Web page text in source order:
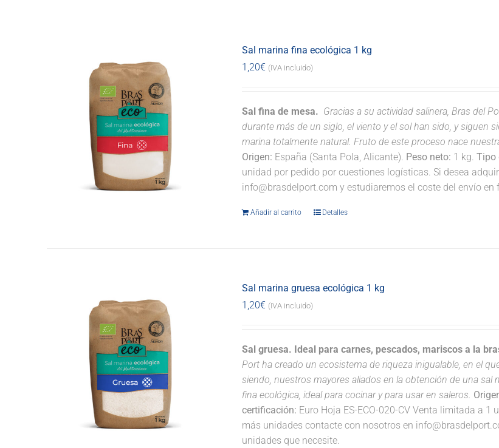
Sal marina fina ecológica 1 kg
1,20€ (IVA incluido)
Sal fina de mesa. Gracias a su actividad salinera, Bras del
durante más de un siglo, el viento y el sol han sido, y siguen
marina totalmente natural. Fruto de este proceso nace
Origen: España (Santa Pola, Alicante). Peso neto: 1 kg.Tipo
unidad por pedido por cuestiones logísticas. Si desea
info@brasdelport.com y estudiaremos el coste del envío
Añadir al carrito Detalles
Sal marina gruesa ecológica 1 kg
1,20€ (IVA incluido)
Sal gruesa. Ideal para carnes, pescados, mariscos a la
Port ha creado un ecosistema de riqueza inigualable, en el
siendo, nuestros mayores aliados en la obtención de una
fina ecológica, ideal para cocinar y para usar en saleros.
certificación: Euro Hoja ES-ECO-020-CV Venta limitada a
más unidades contacte con nosotros en
unidades que necesite.